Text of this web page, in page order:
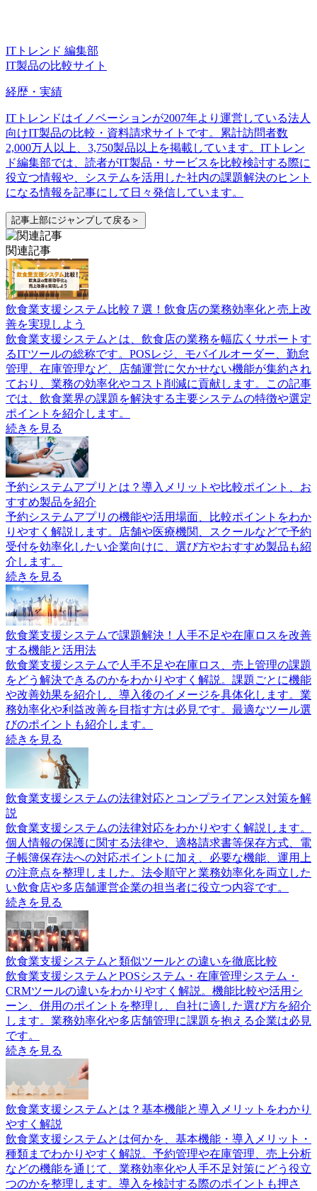
ITトレンド 編集部
IT製品の比較サイト
経歴・実績
ITトレンドはイノベーションが2007年より運営している法人
向けIT製品の比較・資料請求サイトです。累計訪問者数
2,000万人以上、3,750製品以上を掲載しています。ITトレン
ド編集部では、読者がIT製品・サービスを比較検討する際に
役立つ情報や、システムを活用した社内の課題解決のヒント
になる情報を記事にして日々発信しています。
記事上部にジャンプして戻る＞
関連記事
飲食業支援システム比較７選！飲食店の業務効率化と売上改
善を実現しよう
飲食業支援システムとは、飲食店の業務を幅広くサポートす
るITツールの総称です。POSレジ、モバイルオーダー、勤怠
管理、在庫管理など、店舗運営に欠かせない機能が集約され
ており、業務の効率化やコスト削減に貢献します。この記事
では、飲食業界の課題を解決する主要システムの特徴や選定
ポイントを紹介します。
続きを見る
予約システムアプリとは？導入メリットや比較ポイント、お
すすめ製品を紹介
予約システムアプリの機能や活用場面、比較ポイントをわか
りやすく解説します。店舗や医療機関、スクールなどで予約
受付を効率化したい企業向けに、選び方やおすすめ製品も紹
介します。
続きを見る
飲食業支援システムで課題解決！人手不足や在庫ロスを改善
する機能と活用法
飲食業支援システムで人手不足や在庫ロス、売上管理の課題
をどう解決できるのかをわかりやすく解説。課題ごとに機能
や改善効果を紹介し、導入後のイメージを具体化します。業
務効率化や利益改善を目指す方は必見です。最適なツール選
びのポイントも紹介します。
続きを見る
飲食業支援システムの法律対応とコンプライアンス対策を解
説
飲食業支援システムの法律対応をわかりやすく解説します。
個人情報の保護に関する法律や、適格請求書等保存方式、電
子帳簿保存法への対応ポイントに加え、必要な機能、運用上
の注意点を整理しました。法令順守と業務効率化を両立した
い飲食店や多店舗運営企業の担当者に役立つ内容です。
続きを見る
飲食業支援システムと類似ツールとの違いを徹底比較
飲食業支援システムとPOSシステム・在庫管理システム・
CRMツールの違いをわかりやすく解説。機能比較や活用シ
ーン、併用のポイントを整理し、自社に適した選び方を紹介
します。業務効率化や多店舗管理に課題を抱える企業は必見
です。
続きを見る
飲食業支援システムとは？基本機能と導入メリットをわかり
やすく解説
飲食業支援システムとは何かを、基本機能・導入メリット・
種類までわかりやすく解説。予約管理や在庫管理、売上分析
などの機能を通じて、業務効率化や人手不足対策にどう役立
つのかを整理します。導入を検討する際のポイントも押さ